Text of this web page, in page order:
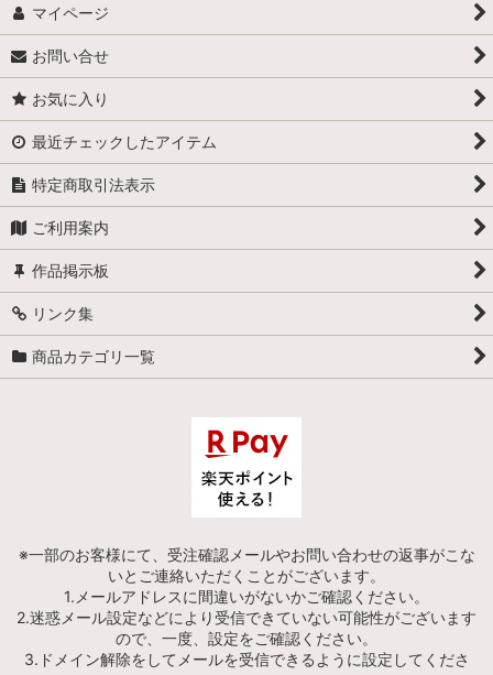
マイページ
お問い合せ
お気に入り
最近チェックしたアイテム
特定商取引法表示
ご利用案内
作品掲示板
リンク集
商品カテゴリ一覧
※一部のお客様にて、受注確認メールやお問い合わせの返事がこな
いとご連絡いただくことがございます。
1.メールアドレスに間違いがないかご確認ください。
2.迷惑メール設定などにより受信できていない可能性がございます
ので、一度、設定をご確認ください。
3.ドメイン解除をしてメールを受信できるように設定してくださ